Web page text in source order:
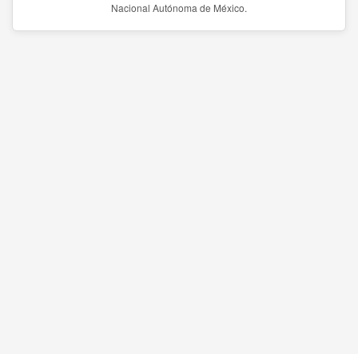
Nacional Autónoma de México.